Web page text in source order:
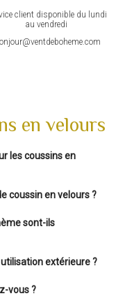
client disponible du lundi
au vendredi
en velours
les coussins en
coussin en velours ?
sont-ils
extérieure ?
vous ?